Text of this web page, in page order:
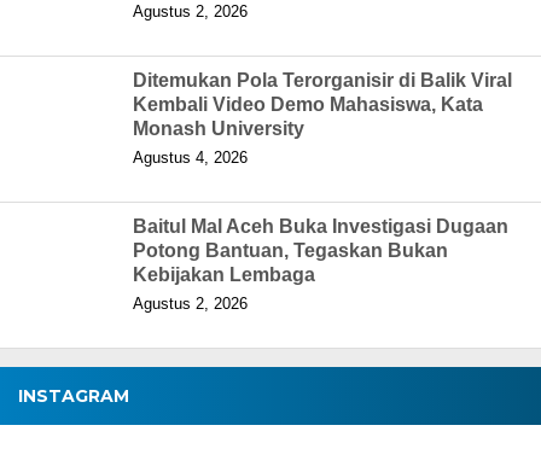
Agustus 2, 2026
Ditemukan Pola Terorganisir di Balik Viral
Kembali Video Demo Mahasiswa, Kata
Monash University
Agustus 4, 2026
Baitul Mal Aceh Buka Investigasi Dugaan
Potong Bantuan, Tegaskan Bukan
Kebijakan Lembaga
Agustus 2, 2026
INSTAGRAM